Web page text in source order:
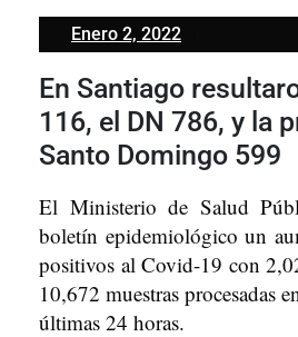
Enero 2, 2022Enero
2,
2022
En Santiago
116, el DN 786, y la
Santo Domingo 599
El Ministerio de Salud
boletín epidemiológico un
positivos al Covid-19 con
10,672 muestras procesadas
últimas 24 horas.